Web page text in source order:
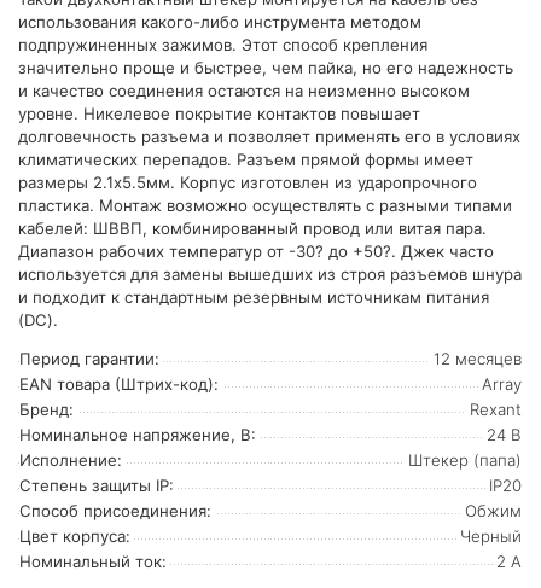
использования какого-либо инструмента методом
подпружиненных зажимов. Этот способ крепления
значительно проще и быстрее, чем пайка, но его надежность
и качество соединения остаются на неизменно высоком
уровне. Никелевое покрытие контактов повышает
долговечность разъема и позволяет применять его в условиях
климатических перепадов. Разъем прямой формы имеет
размеры 2.1х5.5мм. Корпус изготовлен из ударопрочного
пластика. Монтаж возможно осуществлять с разными типами
кабелей: ШВВП, комбинированный провод или витая пара.
Диапазон рабочих температур от -30? до +50?. Джек часто
используется для замены вышедших из строя разъемов шнура
и подходит к стандартным резервным источникам питания
(DC).
Период гарантии:
12 месяцев
EAN товара (Штрих-код):
Array
Бренд:
Rexant
Номинальное напряжение, В:
24 В
Исполнение:
Штекер (папа)
Степень защиты IP:
IP20
Способ присоединения:
Обжим
Цвет корпуса:
Черный
Номинальный ток:
2 А